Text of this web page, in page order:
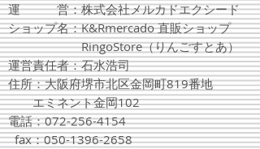
運 営：株式会社メルカドエクシード
ショップ名：K&Rmercado 直販ショップ
RingoStore（りんごすとあ​）
運営責任者：石水浩司
住所：大阪府堺市北区金岡町819番地
エミネント金岡102
電話：072-256-4154
fax：050-1396-2658